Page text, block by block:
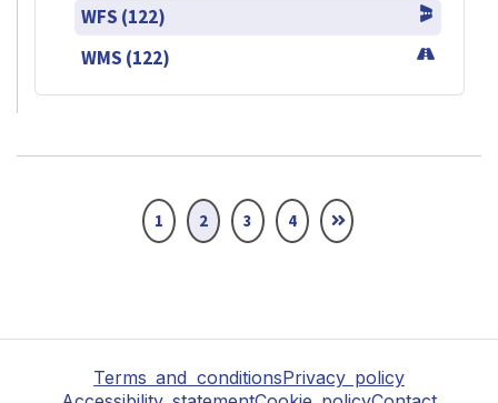
WFS (122)
WMS (122)
1 2 3 4
Terms and conditionsPrivacy policy